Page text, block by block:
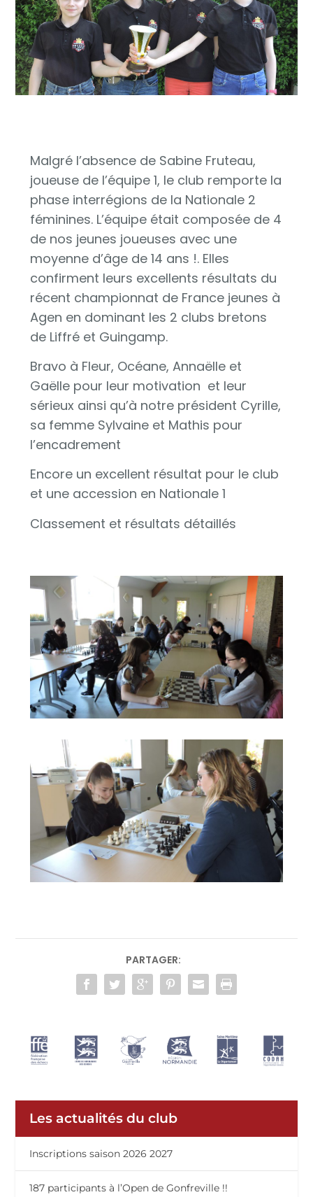
Malgré l’absence de Sabine Fruteau,
joueuse de l’équipe 1, le club remporte la
phase interrégions de la Nationale 2
féminines. L’équipe était composée de 4
de nos jeunes joueuses avec une
moyenne d’âge de 14 ans !. Elles
confirment leurs excellents résultats du
récent championnat de France jeunes à
Agen en dominant les 2 clubs bretons
de Liffré et Guingamp.
Bravo à Fleur, Océane, Annaëlle et
Gaëlle pour leur motivation et leur
sérieux ainsi qu’à notre président Cyrille,
sa femme Sylvaine et Mathis pour
l’encadrement
Encore un excellent résultat pour le club
et une accession en Nationale 1
Classement et résultats détaillés
PARTAGER:
Les actualités du club
Inscriptions saison 2026 2027
187 participants à l’Open de Gonfreville !!